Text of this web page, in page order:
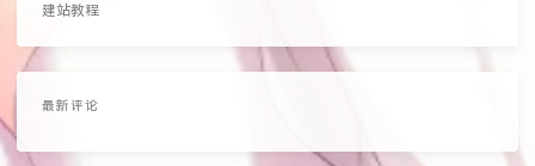
建站教程
最新评论